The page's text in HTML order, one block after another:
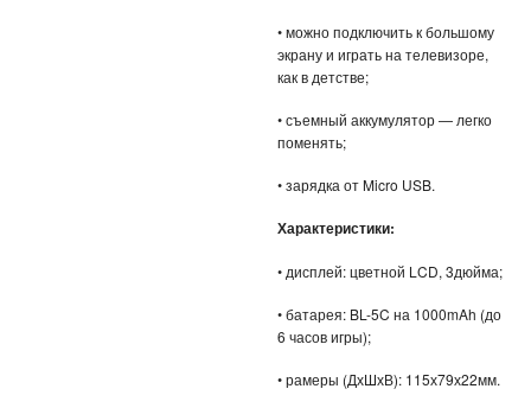
ТОВАРЫ ДЛЯ ОДНОСТРАНИЧНИКОВ
• можно подключить к большому
экрану и играть на телевизоре,
как в детстве;
• съемный аккумулятор — легко
поменять;
• зарядка от Micro USB.
Характеристики:
• дисплей: цветной LCD, 3дюйма;
• батарея: BL-5C на 1000mAh (до
6 часов игры);
• рамеры (ДхШхВ): 115х79х22мм.